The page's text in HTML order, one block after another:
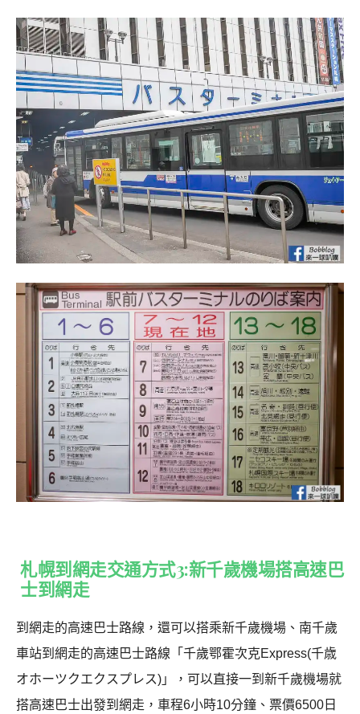
札幌到網走交通方式3:新千歲機場搭高速巴
士到網走
到網走的高速巴士路線，還可以搭乘新千歲機場、南千歲
車站到網走的高速巴士路線「千歲鄂霍次克Express(千歳
オホーツクエクスプレス)」，可以直接一到新千歲機場就
搭高速巴士出發到網走，車程6小時10分鐘、票價6500日